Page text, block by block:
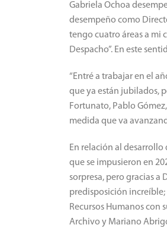
Gabriela Ochoa
desempeño como
tengo cuatro áreas a mi
Despacho”. En este
“Entré a trabajar en el
que ya están jubilados,
Fortunato, Pablo
medida que va
En relación al desarrollo
que se impusieron en
sorpresa, pero gracias
predisposición
Recursos Humanos con
Archivo y Mariano